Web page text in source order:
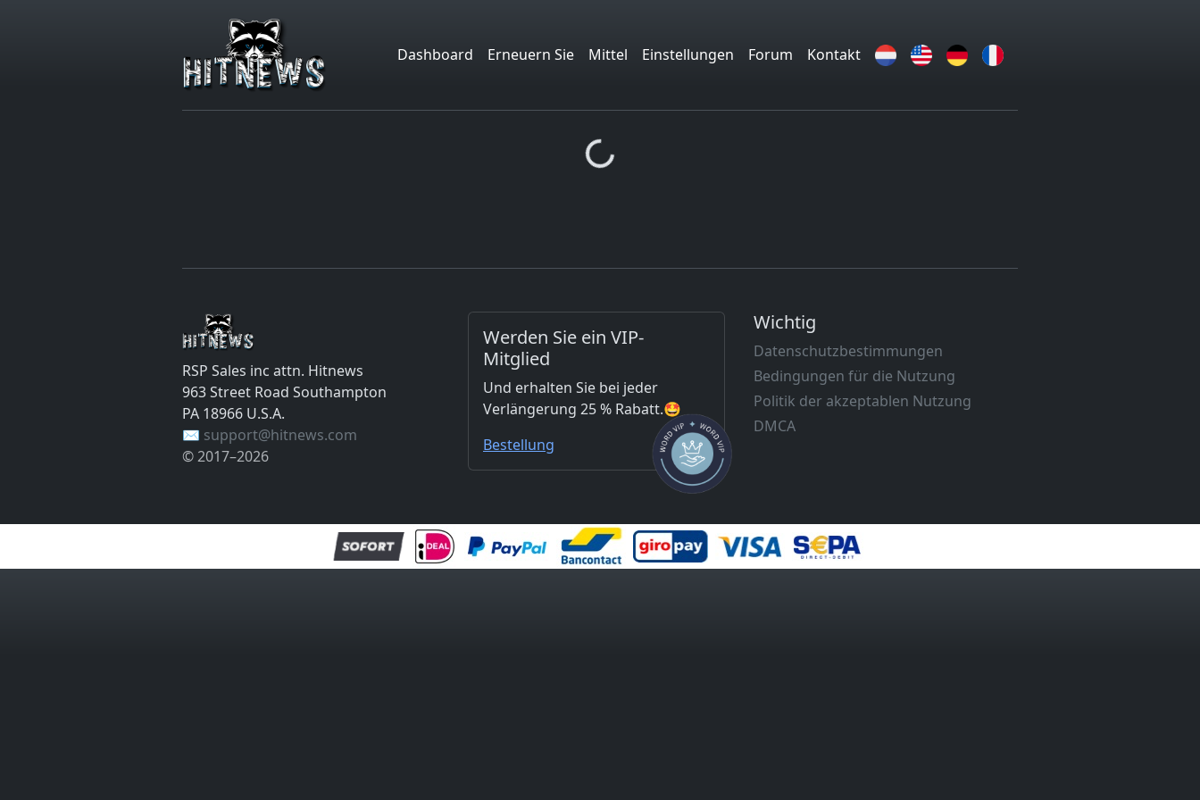
Dashboard Erneuern Sie Mittel Einstellungen Forum Kontakt
Loading...
RSP Sales inc attn. Hitnews
963 Street Road Southampton
PA 18966 U.S.A.
✉️ support@hitnews.com
© 2017–2026
Werden Sie ein VIP-
Mitglied
Und erhalten Sie bei jeder
Verlängerung 25 % Rabatt.🤩
Bestellung
Wichtig
Datenschutzbestimmungen
Bedingungen für die Nutzung
Politik der akzeptablen Nutzung
DMCA